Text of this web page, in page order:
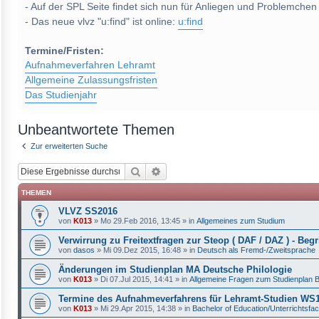
- Auf der SPL Seite findet sich nun für Anliegen und
- Das neue vlvz "u:find" ist online: u:find
Termine/Fristen:
Aufnahmeverfahren Lehramt
Allgemeine Zulassungsfristen
Das Studienjahr
Unbeantwortete Themen
Zur erweiterten Suche
Suche
THEMEN
VLVZ SS2016
von K013 » Mo 29.Feb 2016, 13:45 » in Allgemeines zum Studium
Verwirrung zu Freitextfragen zur Steop ( DAF / DAZ ) -
von dasos » Mi 09.Dez 2015, 16:48 » in Deutsch als Fremd-/Zweitsprache
Änderungen im Studienplan MA Deutsche Philologie
von K013 » Di 07.Jul 2015, 14:41 » in Allgemeine Fragen zum Studienplan
Termine des Aufnahmeverfahrens für Lehramt-Studien
von K013 » Mi 29.Apr 2015, 14:38 » in Bachelor of Education/